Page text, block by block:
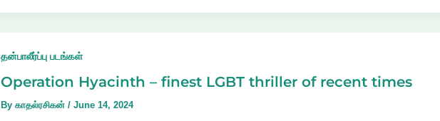
தன்பாலீர்ப்பு படங்கள்
Operation Hyacinth – finest LGBT thriller of recent times
By காதல்ரசிகன் / June 14, 2024